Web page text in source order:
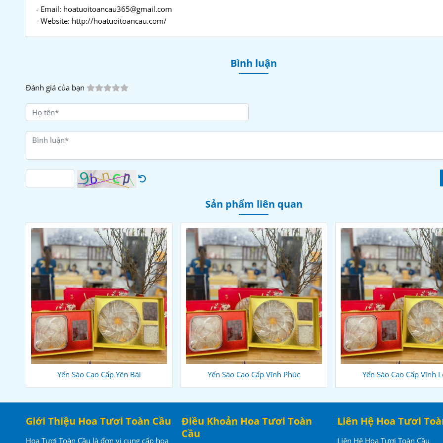
- Email: hoatuoitoancau365@gmail.com
- Website: http://hoatuoitoancau.com/
Bình luận
Đánh giá của bạn
Sản phẩm liên quan
Yến Sào Cao Cấp Yên Bái Yến Sào Cao Cấp Vĩnh Phúc Yến Sào Cao Cấp Vĩnh
Giới Thiệu Hoa Tươi Toàn Cầu
Hoa Tươi Toàn Cầu là đơn vị cung cấp hoa
Điều Khoản Hoa Tươi Toàn
Cầu
Liên Hệ Hoa Tươi
Liên Hệ Hoa Tươi Toàn Cầu